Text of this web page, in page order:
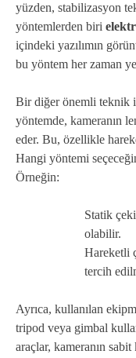
yüzden, stabilizasyon
yöntemlerden biri
içindeki yazılımın
bu yöntem her zaman
Bir diğer önemli teknik
yöntemde, kameranın
eder. Bu, özellikle
Hangi yöntemi
Örneğin:
Statik
olabilir.
Hareketli
tercih
Ayrıca, kullanılan
tripod veya gimbal
araçlar, kameranın